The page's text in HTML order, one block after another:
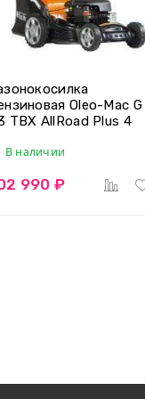
Oleo-Mac G
TBX AllRoad Plus 4
В наличии
990 ₽